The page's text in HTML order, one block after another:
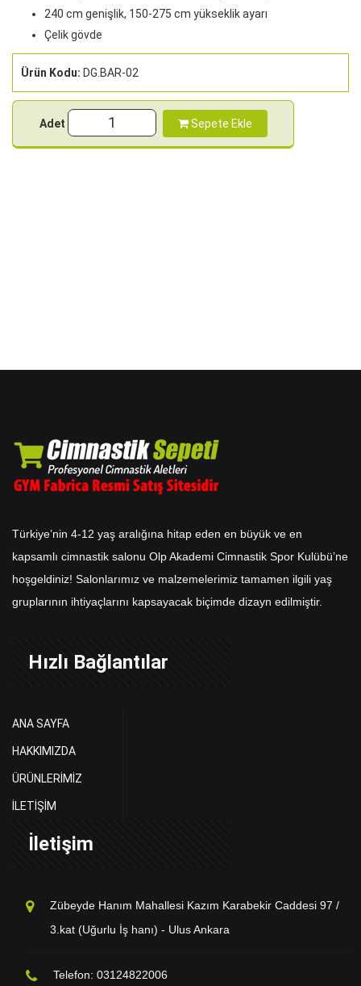
240 cm genişlik, 150-275 cm yükseklik ayarı
Çelik gövde
Ürün Kodu: DG.BAR-02
Adet Sepete Ekle
Türkiye’nin 4-12 yaş aralığına hitap eden en büyük ve en
kapsamlı cimnastik salonu Olp Akademi Cimnastik Spor Kulübü’ne
hoşgeldiniz! Salonlarımız ve malzemelerimiz tamamen ilgili yaş
gruplarının ihtiyaçlarını kapsayacak biçimde dizayn edilmiştir.
Hızlı Bağlantılar
ANA SAYFA
HAKKIMIZDA
ÜRÜNLERİMİZ
İLETİŞİM
İletişim
Zübeyde Hanım Mahallesi Kazım Karabekir Caddesi 97 /
3.kat (Uğurlu İş hanı) - Ulus Ankara
Telefon: 03124822006